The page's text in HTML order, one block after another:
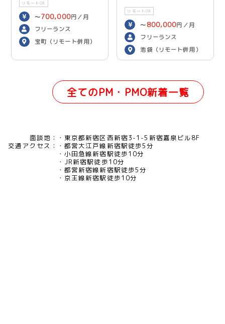
リモートOK
〜700,000円／月
フリーランス
宝町（リモート併用）
リモートOK
〜 800,000円／月
フリーランス
池袋（リモート併用）
全てのPM・PMO新着一覧
面談地：
東京都新宿区西新宿3-1-5新宿嘉泉ビル8F
交通アクセス：
都営大江戸線新宿駅徒歩5分
小田急線新宿駅徒歩10分
JR新宿駅徒歩10分
都営新宿線新宿駅徒歩5分
京王線新宿駅徒歩10分